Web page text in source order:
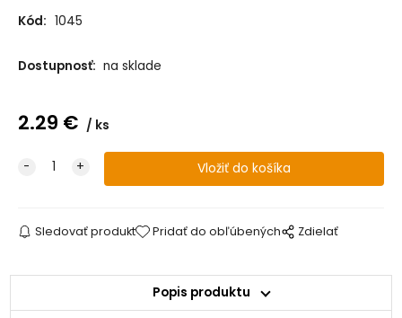
Kód: 1045
Dostupnosť: na sklade
2.29 € ks
Sledovať produkt Pridať do obľúbených Zdielať
Popis produktu